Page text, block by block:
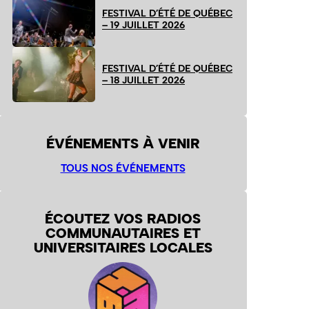
FESTIVAL D’ÉTÉ DE QUÉBEC
– 19 JUILLET 2026
FESTIVAL D’ÉTÉ DE QUÉBEC
– 18 JUILLET 2026
ÉVÉNEMENTS À VENIR
TOUS NOS ÉVÉNEMENTS
ÉCOUTEZ VOS RADIOS
COMMUNAUTAIRES ET
UNIVERSITAIRES LOCALES